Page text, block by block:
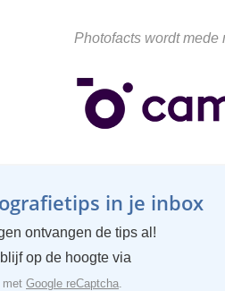
Photofacts wordt mede
in je inbox
ontvangen de tips al!
op de hoogte via
met Google reCaptcha.